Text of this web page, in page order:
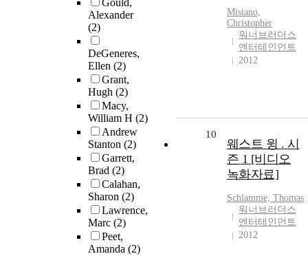
Gould,
Alexander
(2)
DeGeneres,
Ellen (2)
Grant,
Hugh (2)
Macy,
William H (2)
Andrew
Stanton (2)
Garrett,
Brad (2)
Calahan,
Sharon (2)
Lawrence,
Marc (2)
Peet,
Amanda (2)
Misiano,
Christopher
워너브러더스
엔터테인먼트
2012
10
웨스트 윙 . 시
즌 1 [비디오
녹화자료]
Schlamme, Thomas
워너브러더스
엔터테인먼트
2012